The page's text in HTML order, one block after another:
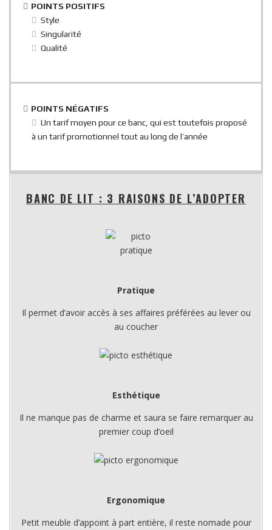
POINTS POSITIFS
Style
Singularité
Qualité
POINTS NÉGATIFS
Un tarif moyen pour ce banc, qui est toutefois proposé
à un tarif promotionnel tout au long de l’année
BANC DE LIT : 3 RAISONS DE L’ADOPTER
Pratique
Il permet d’avoir accès à ses affaires préférées au lever ou
au coucher
Esthétique
Il ne manque pas de charme et saura se faire remarquer au
premier coup d’oeil
Ergonomique
Petit meuble d’appoint à part entière, il reste nomade pour